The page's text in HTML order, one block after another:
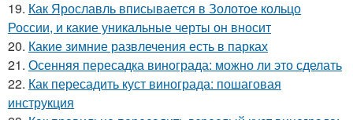
19. Как Ярославль вписывается в Золотое кольцо
России, и какие уникальные черты он вносит
20. Какие зимние развлечения есть в парках
21. Осенняя пересадка винограда: можно ли это сделать
22. Как пересадить куст винограда: пошаговая
инструкция